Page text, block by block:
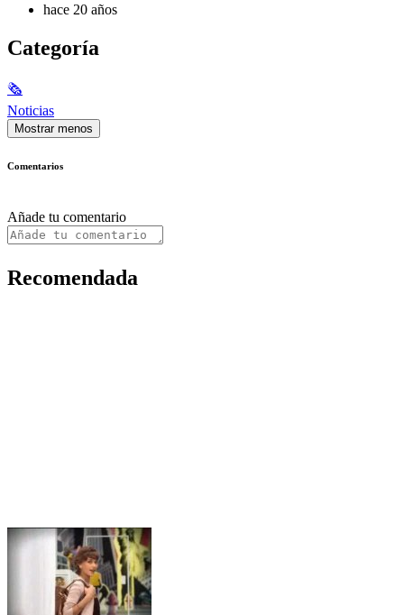
hace 20 años
Categoría
🗞
Noticias
Mostrar menos
Comentarios
Añade tu comentario
Recomendada